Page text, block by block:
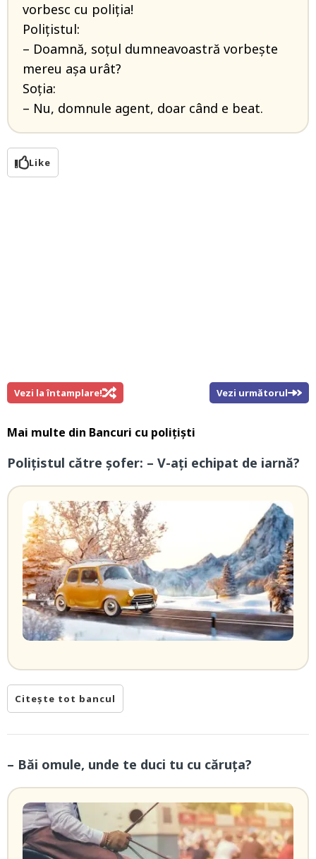
vorbesc cu poliția!
Polițistul:
– Doamnă, soțul dumneavoastră vorbește
mereu așa urât?
Soția:
– Nu, domnule agent, doar când e beat.
Like
Vezi la întamplare! Vezi următorul
Mai multe din Bancuri cu polițiști
Polițistul către șofer: – V-ați echipat de iarnă?
Citește tot bancul
– Băi omule, unde te duci tu cu căruța?